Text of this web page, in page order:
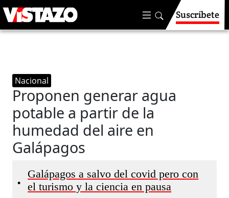
Suscríbete
Nacional
Proponen generar agua
potable a partir de la
humedad del aire en
Galápagos
•
Galápagos a salvo del covid pero con
el turismo y la ciencia en pausa